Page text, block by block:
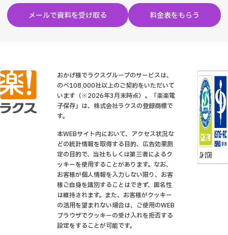
メールで資料を受け取る 料金表をもらう
おかげ様でラクスグループのサービスは、
のべ108,000社以上のご契約をいただいて
います（※2026年3月末時点）。「楽楽電
子保存」は、株式会社ラクスの登録商標で
す。
本WEBサイト内において、アクセス状況な
どの統計情報を取得する目的、広告効果測
定の目的で、当社もしくは第三者によるク
ッキーを使用することがあります。なお、
お客様が個人情報を入力しない限り、お客
様ご自身を識別することはできず、匿名性
は維持されます。また、お客様がクッキー
の活用を望まれない場合は、ご使用のWEB
ブラウザでクッキーの受け入れを拒否する
設定をすることが可能です。